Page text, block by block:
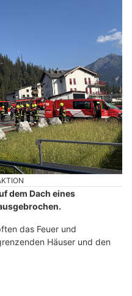
dem Dach eines
das Feuer und
Häuser und den